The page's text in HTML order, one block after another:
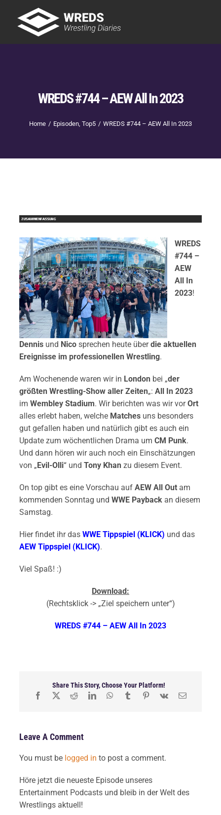
content
WREDS #744 – AEW All In 2023
Home Episoden Top5 WREDS #744 – AEW All In 2023
WREDS
#744 –
AEW
All In
2023!
Dennis und Nico sprechen heute überdie aktuellen
Ereignisse im professionellen Wrestling.
Am Wochenende waren wir in London bei „der
größten Wrestling-Show aller Zeiten„: All In 2023
im Wembley Stadium. Wir berichten was wir vorOrt
alles erlebt haben, welche Matchesuns besonders
gut gefallen haben und natürlich gibt es auch ein
Update zum wöchentlichen Drama um CM Punk.
Und dann hören wir auch noch ein Einschätzungen
von „Evil-Olli“ und Tony Khan zu diesem Event.
On top gibt es eine Vorschau auf AEW All Outam
kommenden Sonntag und WWE Payback an diesem
Samstag.
Hier findet ihr das WWE Tippspiel (KLICK) und das
AEW Tippspiel (KLICK).
Viel Spaß! :)
Download:
(Rechtsklick -> „Ziel speichern unter“)
WREDS #744 – AEW All In 2023
Share This Story, Choose Your Platform!
Leave A Comment
You must be logged in to post a comment.
Höre jetzt die neueste Episode unseres
Entertainment Podcasts und bleib in der Welt des
Wrestlings aktuell!